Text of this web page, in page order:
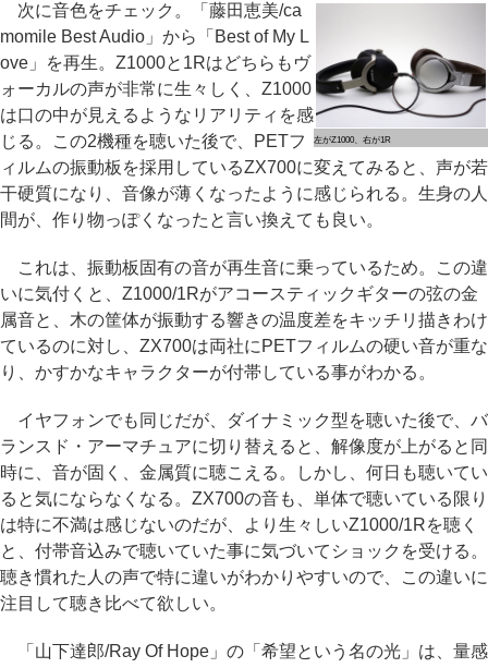
左がZ1000、右が1R
次に音色をチェック。「藤田恵美/ca
momile Best Audio」から「Best of My L
ove」を再生。Z1000と1Rはどちらもヴ
ォーカルの声が非常に生々しく、Z1000
は口の中が見えるようなリアリティを感
じる。この2機種を聴いた後で、PETフ
ィルムの振動板を採用しているZX700に変えてみると、声が若
干硬質になり、音像が薄くなったように感じられる。生身の人
間が、作り物っぽくなったと言い換えても良い。
これは、振動板固有の音が再生音に乗っているため。この違
いに気付くと、Z1000/1Rがアコースティックギターの弦の金
属音と、木の筐体が振動する響きの温度差をキッチリ描きわけ
ているのに対し、ZX700は両社にPETフィルムの硬い音が重な
り、かすかなキャラクターが付帯している事がわかる。
イヤフォンでも同じだが、ダイナミック型を聴いた後で、バ
ランスド・アーマチュアに切り替えると、解像度が上がると同
時に、音が固く、金属質に聴こえる。しかし、何日も聴いてい
ると気にならなくなる。ZX700の音も、単体で聴いている限り
は特に不満は感じないのだが、より生々しいZ1000/1Rを聴く
と、付帯音込みで聴いていた事に気づいてショックを受ける。
聴き慣れた人の声で特に違いがわかりやすいので、この違いに
注目して聴き比べて欲しい。
「山下達郎/Ray Of Hope」の「希望という名の光」は、量感